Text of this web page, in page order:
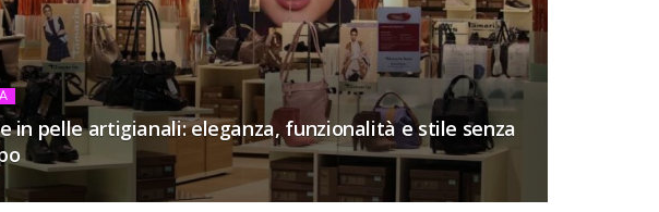
in pelle artigianali: eleganza, funzionalità e stile senza